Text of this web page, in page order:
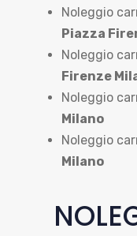
Noleggio
Piazza
Noleggio
Firenze
Noleggio
Milano
Noleggio
Milano